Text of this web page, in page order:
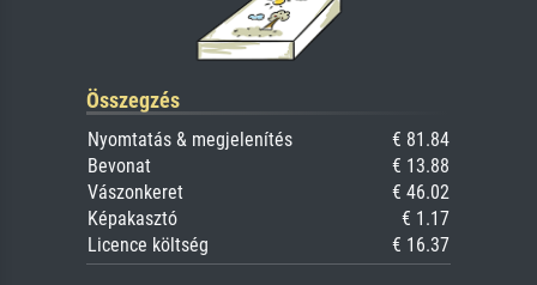
Összegzés
Nyomtatás & megjelenítés
€ 81.84
Bevonat
€ 13.88
Vászonkeret
€ 46.02
Képakasztó
€ 1.17
Licence költség
€ 16.37